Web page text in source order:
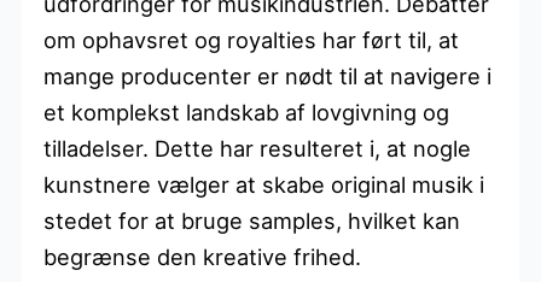
om ophavsret og royalties har ført til, at
mange producenter er nødt til at navigere i
et komplekst landskab af lovgivning og
tilladelser. Dette har resulteret i, at nogle
kunstnere vælger at skabe original musik i
stedet for at bruge samples, hvilket kan
begrænse den kreative frihed.